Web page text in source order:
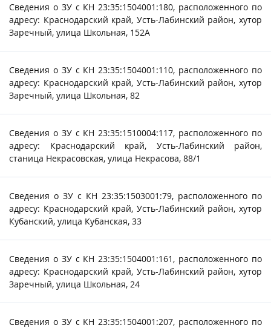
Сведения о ЗУ с КН 23:35:1504001:180, расположенного по
адресу: Краснодарский край, Усть-Лабинский район, хутор
Заречный, улица Школьная, 152А
Сведения о ЗУ с КН 23:35:1504001:110, расположенного по
адресу: Краснодарский край, Усть-Лабинский район, хутор
Заречный, улица Школьная, 82
Сведения о ЗУ с КН 23:35:1510004:117, расположенного по
адресу: Краснодарский край, Усть-Лабинский район,
станица Некрасовская, улица Некрасова, 88/1
Сведения о ЗУ с КН 23:35:1503001:79, расположенного по
адресу: Краснодарский край, Усть-Лабинский район, хутор
Кубанский, улица Кубанская, 33
Сведения о ЗУ с КН 23:35:1504001:161, расположенного по
адресу: Краснодарский край, Усть-Лабинский район, хутор
Заречный, улица Школьная, 24
Сведения о ЗУ с КН 23:35:1504001:207, расположенного по